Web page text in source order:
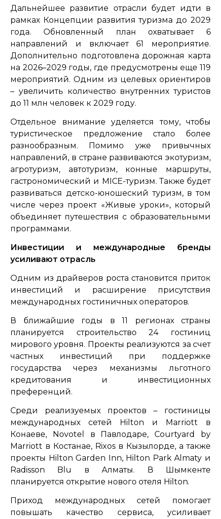
Дальнейшее развитие отрасли будет идти в
рамках Концепции развития туризма до 2029
года. Обновленный план охватывает 6
направлений и включает 61 мероприятие.
Дополнительно подготовлена дорожная карта
на 2026–2029 годы, где предусмотрены еще 119
мероприятий. Одним из целевых ориентиров
– увеличить количество внутренних туристов
до 11 млн человек к 2029 году.
Отдельное внимание уделяется тому, чтобы
туристическое предложение стало более
разнообразным. Помимо уже привычных
направлений, в стране развиваются экотуризм,
агротуризм, автотуризм, конные маршруты,
гастрономический и MICE-туризм. Также будет
развиваться детско-юношеский туризм, в том
числе через проект «Живые уроки», который
объединяет путешествия с образовательными
программами.
Инвестиции и международные бренды
усиливают отрасль
Одним из драйверов роста становится приток
инвестиций и расширение присутствия
международных гостиничных операторов.
В ближайшие годы в 11 регионах страны
планируется строительство 24 гостиниц
мирового уровня. Проекты реализуются за счет
частных инвестиций при поддержке
государства через механизмы льготного
кредитования и инвестиционных
преференций.
Среди реализуемых проектов – гостиницы
международных сетей Hilton и Marriott в
Конаеве, Novotel в Павлодаре, Courtyard by
Marriott в Костанае, Rixos в Кызылорде, а также
проекты Hilton Garden Inn, Hilton Park Almaty и
Radisson Blu в Алматы. В Шымкенте
планируется открытие нового отеля Hilton.
Приход международных сетей помогает
повышать качество сервиса, усиливает